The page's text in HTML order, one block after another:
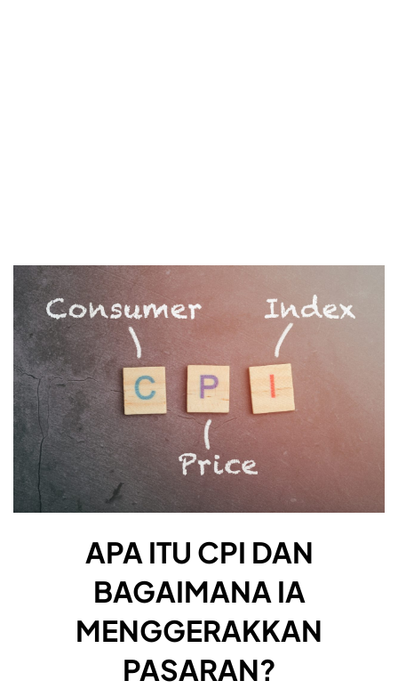
APA ITU CPI DAN
BAGAIMANA IA
MENGGERAKKAN
PASARAN?